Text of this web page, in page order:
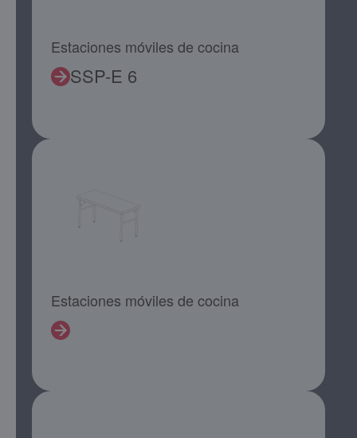
Estaciones móviles de cocina
SSP-E 6
Estaciones móviles de cocina